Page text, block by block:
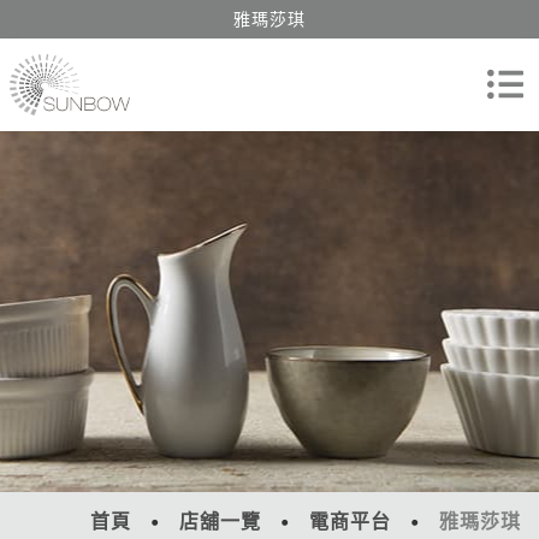
雅瑪莎琪
首頁 店舖一覽 電商平台 雅瑪莎琪